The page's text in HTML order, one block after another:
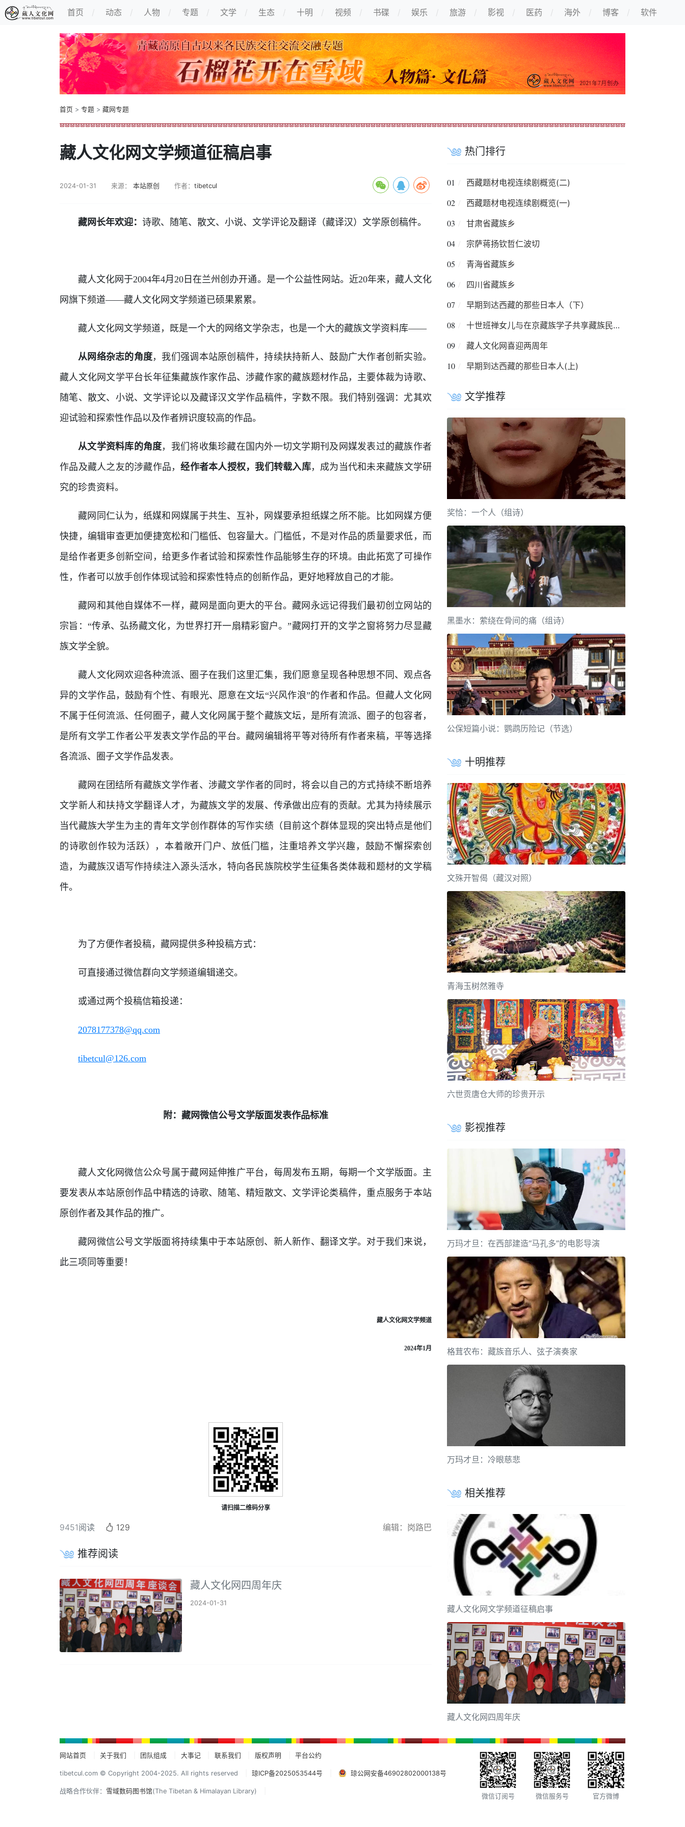
首页 动态 人物 专题 文学 生态 十明 视频 书碟 娱乐 旅游 影视 医药 海外 博客 软件
首页 > 专题 > 藏网专题
藏人文化网文学频道征稿启事
2024-01-31 来源： 本站原创 作者： tibetcul
藏网长年欢迎： 诗歌、随笔、散文、小说、文学评论及翻译（藏译汉）文学原创稿件。
藏人文化网于2004年4月20日在兰州创办开通。是一个公益性网站。近20年来，藏人文化
网旗下频道——藏人文化网文学频道已硕果累累。
藏人文化网文学频道，既是一个大的网络文学杂志，也是一个大的藏族文学资料库——
从网络杂志的角度，我们强调本站原创稿件，持续扶持新人、鼓励广大作者创新实验。
藏人文化网文学平台长年征集藏族作家作品、涉藏作家的藏族题材作品，主要体裁为诗歌、
随笔、散文、小说、文学评论以及藏译汉文学作品稿件，字数不限。我们特别强调：尤其欢
迎试验和探索性作品以及作者辨识度较高的作品。
从文学资料库的角度，我们将收集珍藏在国内外一切文学期刊及网媒发表过的藏族作者
作品及藏人之友的涉藏作品，经作者本人授权，我们转载入库，成为当代和未来藏族文学研
究的珍贵资料。
藏网同仁认为，纸媒和网媒属于共生、互补，网媒要承担纸媒之所不能。比如网媒方便
快捷，编辑审查更加便捷宽松和门槛低、包容量大。门槛低，不是对作品的质量要求低，而
是给作者更多创新空间，给更多作者试验和探索性作品能够生存的环境。由此拓宽了可操作
性，作者可以放手创作体现试验和探索性特点的创新作品，更好地释放自己的才能。
藏网和其他自媒体不一样，藏网是面向更大的平台。藏网永远记得我们最初创立网站的
宗旨：“传承、弘扬藏文化，为世界打开一扇精彩窗户。”藏网打开的文学之窗将努力尽显藏
族文学全貌。
藏人文化网欢迎各种流派、圈子在我们这里汇集，我们愿意呈现各种思想不同、观点各
异的文学作品，鼓励有个性、有眼光、愿意在文坛“兴风作浪”的作者和作品。但藏人文化网
不属于任何流派、任何圈子，藏人文化网属于整个藏族文坛，是所有流派、圈子的包容者，
是所有文学工作者公平发表文学作品的平台。藏网编辑将平等对待所有作者来稿，平等选择
各流派、圈子文学作品发表。
藏网在团结所有藏族文学作者、涉藏文学作者的同时，将会以自己的方式持续不断培养
文学新人和扶持文学翻译人才，为藏族文学的发展、传承做出应有的贡献。尤其为持续展示
当代藏族大学生为主的青年文学创作群体的写作实绩（目前这个群体显现的突出特点是他们
的诗歌创作较为活跃），本着敞开门户、放低门槛，注重培养文学兴趣，鼓励不懈探索创
造，为藏族汉语写作持续注入源头活水，特向各民族院校学生征集各类体裁和题材的文学稿
件。
为了方便作者投稿，藏网提供多种投稿方式：
可直接通过微信群向文学频道编辑递交。
或通过两个投稿信箱投递：
2078177378@qq.com
tibetcul@126.com
附：藏网微信公号文学版面发表作品标准
藏人文化网微信公众号属于藏网延伸推广平台，每周发布五期，每期一个文学版面。主
要发表从本站原创作品中精选的诗歌、随笔、精短散文、文学评论类稿件，重点服务于本站
原创作者及其作品的推广。
藏网微信公号文学版面将持续集中于本站原创、新人新作、翻译文学。对于我们来说，
此三项同等重要！
藏人文化网文学频道
2024年1月
请扫描二维码分享
9451阅读 129 编辑：岗路巴
推荐阅读
藏人文化网四周年庆
2024-01-31
热门排行
01 西藏题材电视连续剧概览(二)
02 西藏题材电视连续剧概览(一)
03 甘肃省藏族乡
04 宗萨蒋扬钦哲仁波切
05 青海省藏族乡
06 四川省藏族乡
07 早期到达西藏的那些日本人（下）
08 十世班禅女儿与在京藏族学子共享藏族民俗文化
09 藏人文化网喜迎两周年
10 早期到达西藏的那些日本人(上)
文学推荐
奖恰：一个人（组诗）
黑墨水：萦绕在骨间的痛（组诗）
公保短篇小说：鹦鹉历险记（节选）
十明推荐
文殊开智偈（藏汉对照）
青海玉树然雅寺
六世贡唐仓大师的珍贵开示
影视推荐
万玛才旦：在西部建造“马孔多”的电影导演
格茸农布：藏族音乐人、弦子演奏家
万玛才旦：冷眼慈悲
相关推荐
藏人文化网文学频道征稿启事
藏人文化网四周年庆
网站首页 关于我们 团队组成 大事记 联系我们 版权声明 平台公约
tibetcul.com © Copyright 2004-2025. All rights reserved 琼ICP备2025053544号 琼公网安备46902802000138号
战略合作伙伴： 雪域数码图书馆(The Tibetan & Himalayan Library)
微信订阅号 微信服务号 官方微博